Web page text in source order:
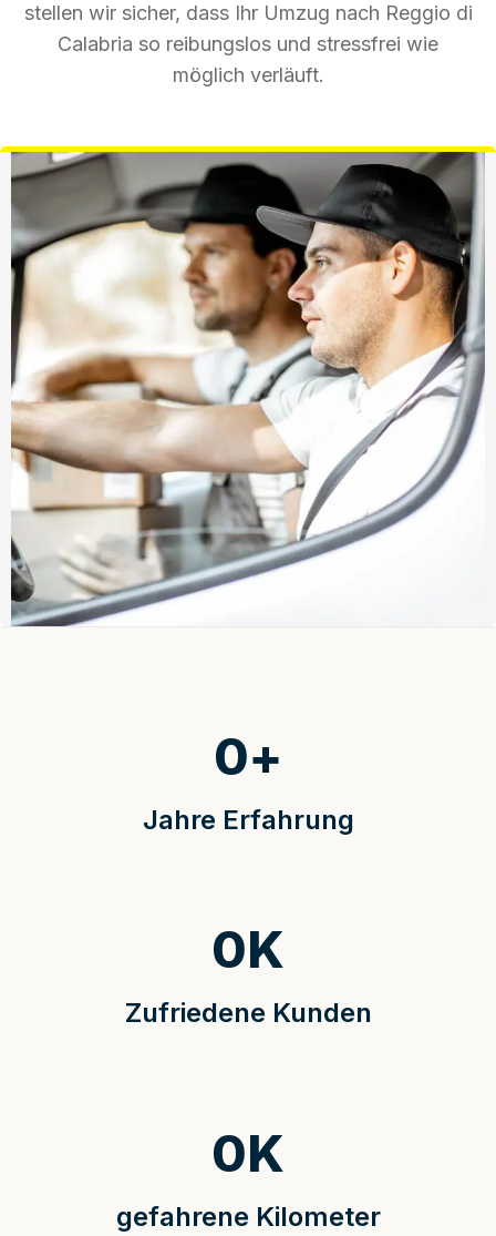
stellen wir sicher, dass Ihr Umzug nach Reggio di
Calabria so reibungslos und stressfrei wie
möglich verläuft.
Jahre Erfahrung
0+
Zufriedene Kunden
0K
gefahrene Kilometer
0K